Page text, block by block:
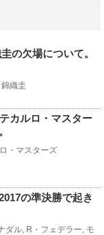
の欠場について。
錦織圭
カルロ・マスター
・マスターズ
の準決勝で起き
ダル R・フェデラー モ